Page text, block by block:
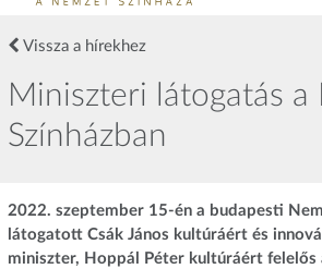
Vissza a hírekhez
Miniszteri látogatás a
Színházban
2022. szeptember 15-én a budapesti
látogatott Csák János kultúráért és
miniszter, Hoppál Péter kultúráért